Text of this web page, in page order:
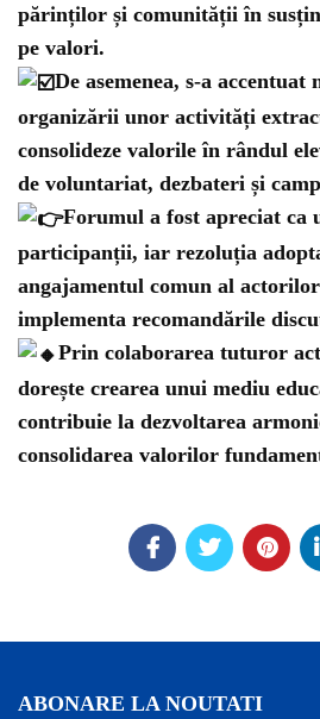
părinților și comunității în
pe valori.
De asemenea, s-a accentuat
organizării unor activități
consolideze valorile în rândul
de voluntariat, dezbateri și
Forumul a fost apreciat ca
participanții, iar rezoluția
angajamentul comun al
implementa recomandările
Prin colaborarea tuturor
dorește crearea unui mediu
contribuie la dezvoltarea
consolidarea valorilor
ABONARE LA NOUTATI